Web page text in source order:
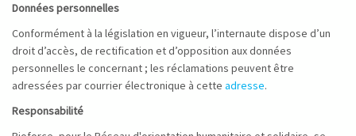
Données personnelles
Conformément à la législation en vigueur, l’internaute dispose d’un
droit d’accès, de rectification et d’opposition aux données
personnelles le concernant ; les réclamations peuvent être
adressées par courrier électronique à cette adresse.
Responsabilité